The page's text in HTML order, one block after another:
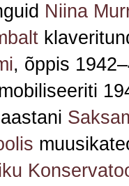
Niina
, õppis